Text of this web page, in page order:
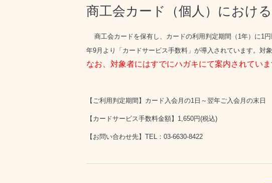
商工会カード（個人）におけ
商工会カードを保有し、 カードの利用判定期間（1年）に1
年9月より「カードサービス手数料」が導入されています。対
なお、対象者にはすでにハガキにて案内されていま
【ご利用判定期間】 カード入会月の1日～翌年ご入会月の末日
【カードサービス手数料金額】1,650円(税込)
【お問い合わせ先】TEL：03-6630-8422